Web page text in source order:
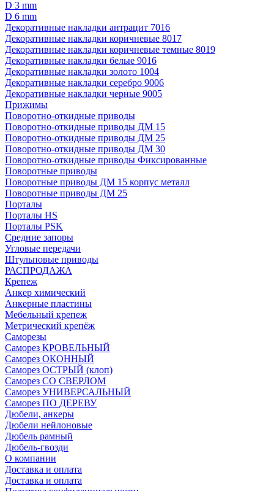
D 3 mm
D 6 mm
Декоративные накладки антрацит 7016
Декоративные накладки коричневые 8017
Декоративные накладки коричневые темные 8019
Декоративные накладки белые 9016
Декоративные накладки золото 1004
Декоративные накладки серебро 9006
Декоративные накладки черные 9005
Прижимы
Поворотно-откидные приводы
Поворотно-откидные приводы ДМ 15
Поворотно-откидные приводы ДМ 25
Поворотно-откидные приводы ДМ 30
Поворотно-откидные приводы Фиксированные
Поворотные приводы
Поворотные приводы ДМ 15 корпус металл
Поворотные приводы ДМ 25
Порталы
Порталы HS
Порталы PSK
Средние запоры
Угловые передачи
Штульповые приводы
РАСПРОДАЖА
Крепеж
Анкер химический
Анкерные пластины
Мебельный крепеж
Метрический крепёж
Саморезы
Саморез КРОВЕЛЬНЫЙ
Саморез ОКОННЫЙ
Саморез ОСТРЫЙ (клоп)
Саморез СО СВЕРЛОМ
Саморез УНИВЕРСАЛЬНЫЙ
Саморез ПО ДЕРЕВУ
Дюбели, анкеры
Дюбели нейлоновые
Дюбель рамный
Дюбель-гвозди
О компании
Доставка и оплата
Доставка и оплата